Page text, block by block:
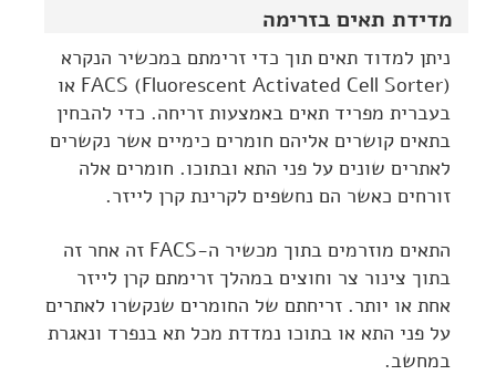
מדידת תאים בזרימה
ניתן למדוד תאים תוך כדי זרימתם במכשיר הנקרא
FACS (Fluorescent Activated Cell Sorter) או
בעברית מפריד תאים באמצעות זריחה. כדי להבחין
בתאים קושרים אליהם חומרים כימיים אשר נקשרים
לאתרים שונים על פני התא ובתוכו. חומרים אלה
זורחים כאשר הם נחשפים לקרינת קרן לייזר.
התאים מוזרמים בתוך מכשיר ה-FACS זה אחר זה
בתוך צינור צר וחוצים במהלך זרימתם קרן לייזר
אחת או יותר. זריחתם של החומרים שנקשרו לאתרים
על פני התא או בתוכו נמדדת מכל תא בנפרד ונאגרת
במחשב.